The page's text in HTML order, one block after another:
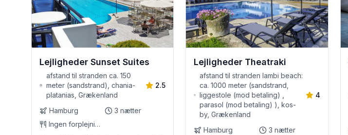
Lejligheder Sunset Suites
afstand til stranden ca. 150
meter (sandstrand), chania-
platanias, Grækenland
2.5
Hamburg 3 nætter
Ingen forplejning
Lejligheder Theatraki
afstand til stranden lambi beach:
ca. 1000 meter (sandstrand,
liggestole (mod betaling) ,
parasol (mod betaling) ), kos-
by, Grækenland
4
Hamburg 3 nætter